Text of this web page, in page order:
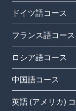
ドイツ語コース
フランス語コース
ロシア語コース
中国語コース
英語 (アメリカ)